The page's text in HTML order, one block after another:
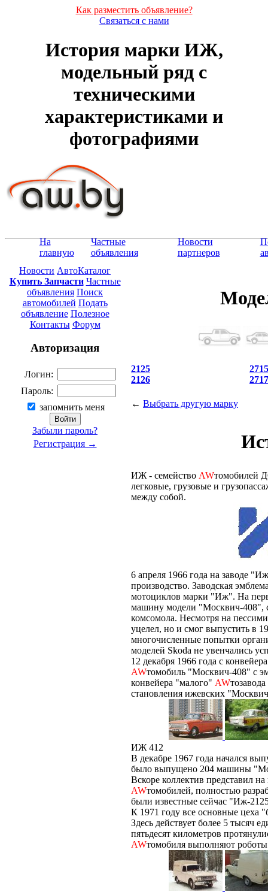
Как разместить объявление?
Связаться с нами
История марки ИЖ,
модельный ряд с
техническими
характеристиками и
фотографиями
На
главную
Частные
объявления
Новости
партнеров
Новости АвтоКаталог
Купить Запчасти Частные
объявления Поиск
автомобилей Подать
объявление Полезное
Контакты Форум
Авторизация
Логин:
Пароль:
запомнить меня
Забыли пароль?
Регистрация →
2125
2126
2715
2717
← Выбрать другую марку
ИЖ - семейство AWтомобилей
легковые, грузовые и
между собой.
6 апреля 1966 года на заводе
производство. Заводская
мотоциклов марки "Иж". На
машину модели "Москвич-408",
комсомола. Несмотря на
уцелел, но и смог выпустить в
многочисленные попытки
моделей Skoda не увенчались
12 декабря 1966 года с
AWтомобиль "Москвич-408" с
конвейера "малого" AW
становления ижевских
ИЖ 412
В декабре 1967 года начался
было выпущено 204 машины
Вскоре коллектив представил
AWтомобилей, полностью
были известные сейчас "Иж-
К 1971 году все основные цеха
Здесь действует более 5 тысяч
пятьдесят километров
AWтомобиля выполняют